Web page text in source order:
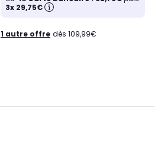
3x 29,75€
1 autre offre dès 109,99€